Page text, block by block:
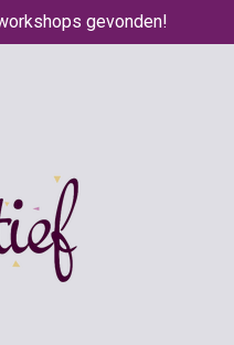
gevonden!